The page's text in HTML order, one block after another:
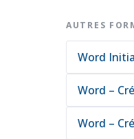
AUTRES
Word
Word –
Word –